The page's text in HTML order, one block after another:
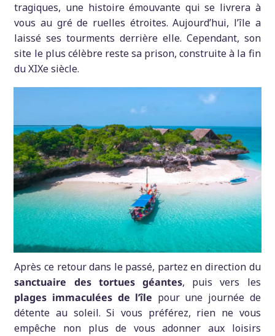
tragiques, une histoire émouvante qui se livrera à
vous au gré de ruelles étroites. Aujourd’hui, l’île a
laissé ses tourments derrière elle. Cependant, son
site le plus célèbre reste sa prison, construite à la fin
du XIXe siècle.
Après ce retour dans le passé, partez en direction du
sanctuaire
des tortues géantes, puis vers les
plages immaculées de l’île pour une journée de
détente au soleil. Si vous préférez, rien ne vous
empêche non plus de vous adonner aux loisirs